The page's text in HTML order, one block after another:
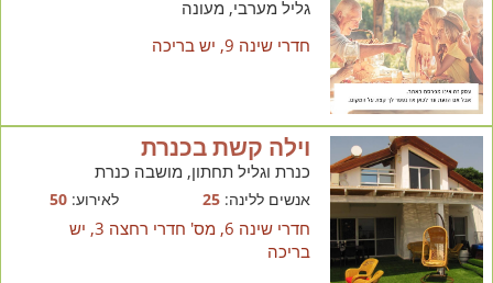
גליל מערבי, מעונה
חדרי שינה 9, יש בריכה
וילה קשת בכנרת
כנרת וגליל תחתון, מושבה כנרת
אנשים ללינה:25 לאירוע:50
חדרי שינה 6, מס' חדרי רחצה 3, יש
בריכה